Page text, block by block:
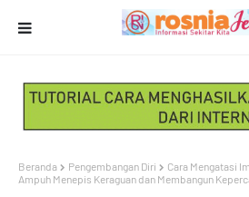
Beranda Pengembangan Diri
Cara Mengatasi
Ampuh Menepis Keraguan dan Membangun